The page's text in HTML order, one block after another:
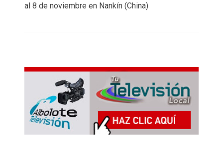
al 8 de noviembre en Nankín (China)